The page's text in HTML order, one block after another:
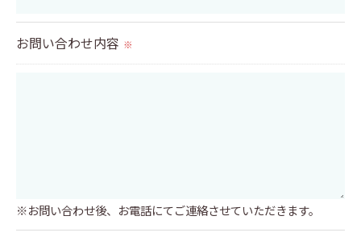
当社では、個人情報の漏洩等がなされないよう、適
切に安全管理対策を実施します。
＜個人情報の開示･訂正・削除･利用停止の手続につ
お問い合わせ内容 ※
※お問い合わせ後、お電話にてご連絡させていただきます。